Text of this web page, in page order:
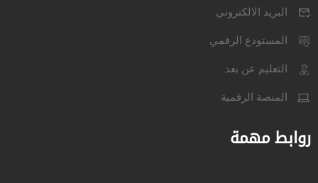
البريد الالكتروني
المستودع الرقمي
التعليم عن بعد
المنصة الرقمية
روابط مهمة